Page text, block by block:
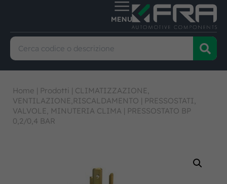
Home | Prodotti | CLIMATIZZAZIONE,
VENTILAZIONE,RISCALDAMENTO | PRESSOSTATI,
VALVOLE, MINUTERIA CLIMA | PRESSOSTATO BP
0,2/0,4 BAR